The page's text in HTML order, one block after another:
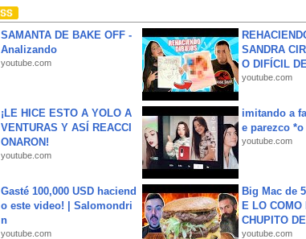
SAMANTA DE BAKE OFF -
Analizando
youtube.com
SANDRA
O DIFÍCIL
youtube.com
¡LE HICE ESTO A YOLO A
VENTURAS Y ASÍ REACCI
ONARON!
youtube.com
imitando a
e parezco
youtube.com
Gasté 100,000 USD haciend
o este video! | Salomondri
n
youtube.com
Big Mac de
E LO COMO
CHUPITO
youtube.com